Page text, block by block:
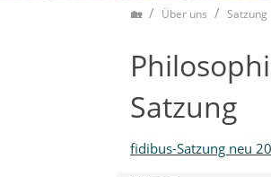
HomeÜber uns Satzung
Satzung
fidibus-Satzung neu